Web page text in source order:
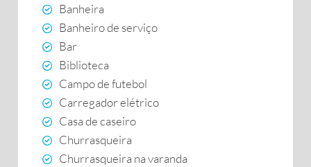
Banheira
Banheiro de serviço
Bar
Biblioteca
Campo de futebol
Carregador elétrico
Casa de caseiro
Churrasqueira
Churrasqueira na varanda